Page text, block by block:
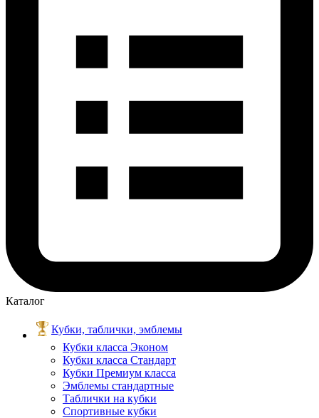
Каталог
Кубки, таблички, эмблемы
Кубки класса Эконом
Кубки класса Стандарт
Кубки Премиум класса
Эмблемы стандартные
Таблички на кубки
Спортивные кубки